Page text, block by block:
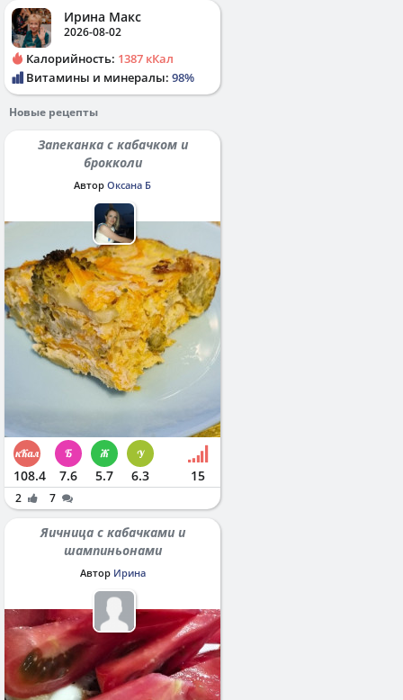
Ирина Макс
2026-08-02
Калорийность: 1387 кКал
Витамины и минералы: 98%
Новые рецепты
Запеканка с кабачком и
брокколи
Автор Оксана Б
108.4 7.6 5.7 6.3 15
2 7
Яичница с кабачками и
шампиньонами
Автор Ирина